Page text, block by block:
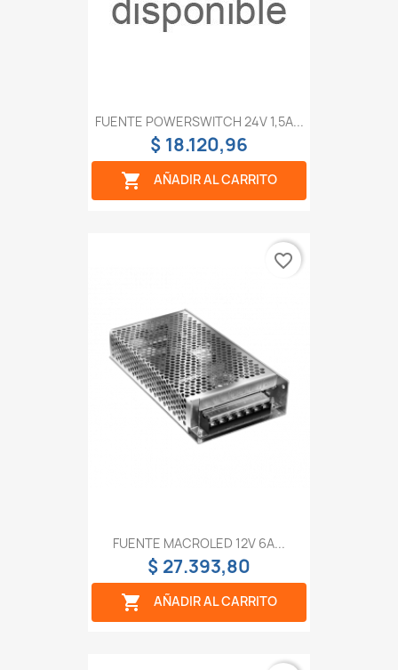
FUENTE POWERSWITCH 24V 1,5A...
$ 18.120,96
 AÑADIR AL CARRITO
FUENTE MACROLED 12V 6A...
$ 27.393,80
 AÑADIR AL CARRITO
favorite_border